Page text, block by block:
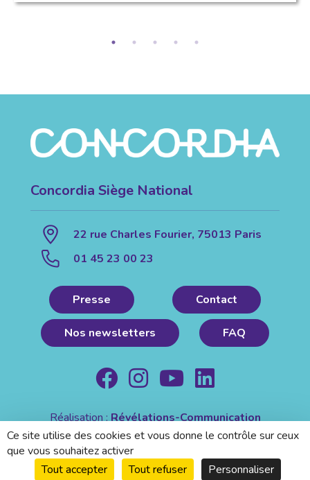
Concordia Siège National
22 rue Charles Fourier, 75013 Paris
01 45 23 00 23
Presse Contact
Nos newsletters FAQ
Réalisation :Révélations-Communication
Mentions légales| Politique de confidentialité
Ce site utilise des cookies et vous donne le contrôle sur ceux
que vous souhaitez activer
Tout accepter
Tout refuser Personnaliser